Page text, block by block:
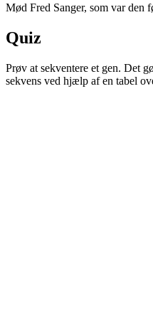
Mød Fred Sanger, som var den
Quiz
Prøv at sekventere et gen. Det
sekvens ved hjælp af en tabel